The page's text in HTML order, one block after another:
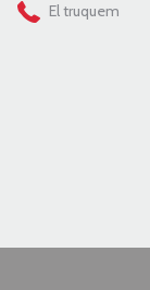
El truquem